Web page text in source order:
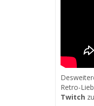
Retro-
Twitch